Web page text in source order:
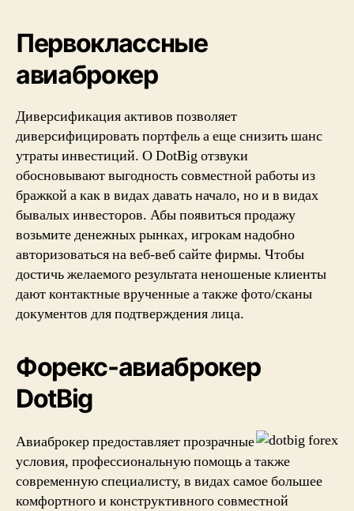
Первоклассные
авиаброкер
Диверсификация активов позволяет
диверсифицировать портфель а еще снизить шанс
утраты инвестиций. О DotBig отзвуки
обосновывают выгодность совместной работы из
бражкой а как в видах давать начало, но и в видах
бывалых инвесторов. Абы появиться продажу
возьмите денежных рынках, игрокам надобно
авторизоваться на веб-веб сайте фирмы. Чтобы
достичь желаемого результата неношеные клиенты
дают контактные врученные а также фото/сканы
документов для подтверждения лица.
Форекс-авиаброкер
DotBig
Авиаброкер предоставляет прозрачные
условия, профессиональную помощь а также
современную специалисту, в видах самое большее
комфортного и конструктивного совместной